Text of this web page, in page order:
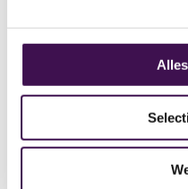
3 dagen geleden
Interim